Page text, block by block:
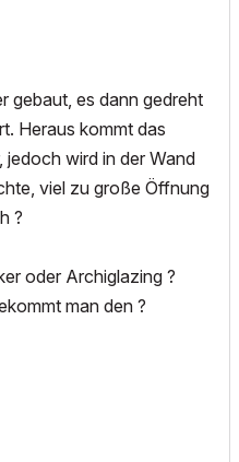
gebaut, es dann gedreht
Heraus kommt das
wird in der Wand
viel zu große Öffnung
?
oder Archiglazing ?
man den ?